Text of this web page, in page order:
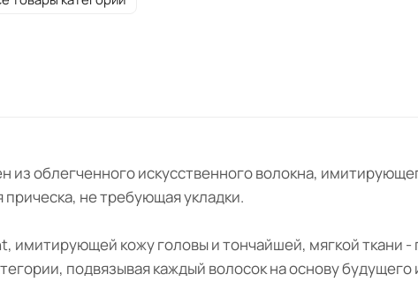
из облегченного искусственного волокна,
прическа, не требующая укладки.
имитирующей кожу головы и тончайшей, мягкой ткани
подвязывая каждый волосок на основу будущего